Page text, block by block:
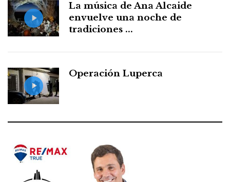
La música de Ana Alcaide
envuelve una noche de
tradiciones ...
Operación Luperca